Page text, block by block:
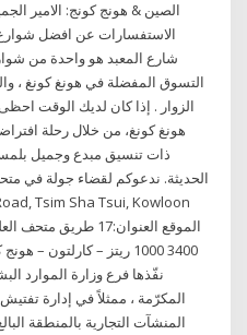
الاستفسارات عن افضل
التسوق المفضلة في هونغ كونغ ،
هونغ كونغ، من خلال رحلة
ذات تنسيق مبدع وجميل
الحديثة. ندعوكم لقضاء جولة في
3400 1000 ريتز –
نفّذها فرع وزارة الموارد
المكرّمة ، ممثلاً في إدارة